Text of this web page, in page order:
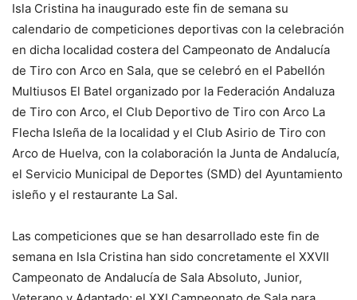
Isla Cristina ha inaugurado este fin de semana su
calendario de competiciones deportivas con la celebración
en dicha localidad costera del Campeonato de Andalucía
de Tiro con Arco en Sala, que se celebró en el Pabellón
Multiusos El Batel organizado por la Federación Andaluza
de Tiro con Arco, el Club Deportivo de Tiro con Arco La
Flecha Isleña de la localidad y el Club Asirio de Tiro con
Arco de Huelva, con la colaboración la Junta de Andalucía,
el Servicio Municipal de Deportes (SMD) del Ayuntamiento
isleño y el restaurante La Sal.
Las competiciones que se han desarrollado este fin de
semana en Isla Cristina han sido concretamente el XXVII
Campeonato de Andalucía de Sala Absoluto, Junior,